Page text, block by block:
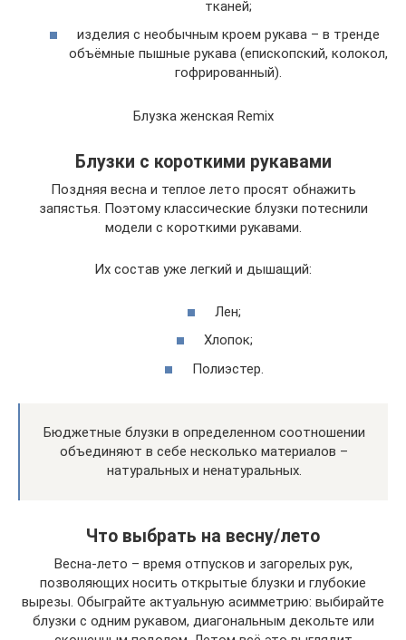
тканей;
изделия с необычным кроем рукава – в тренде
объёмные пышные рукава (епископский, колокол,
гофрированный).
Блузка женская Remix
Блузки с короткими рукавами
Поздняя весна и теплое лето просят обнажить
запястья. Поэтому классические блузки потеснили
модели с короткими рукавами.
Их состав уже легкий и дышащий:
Лен;
Хлопок;
Полиэстер.
Бюджетные блузки в определенном соотношении
объединяют в себе несколько материалов –
натуральных и ненатуральных.
Что выбрать на весну/лето
Весна-лето – время отпусков и загорелых рук,
позволяющих носить открытые блузки и глубокие
вырезы. Обыграйте актуальную асимметрию: выбирайте
блузки с одним рукавом, диагональным декольте или